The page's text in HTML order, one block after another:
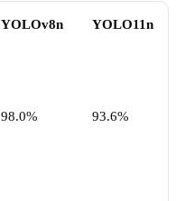
YOLOv8n YOLO11n
98.0% 93.6%